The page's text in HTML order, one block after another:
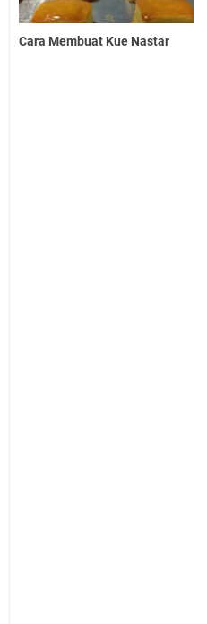
Cara Membuat Kue Nastar